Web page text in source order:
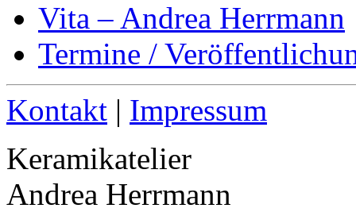
Vita – Andrea Herrmann
Termine /
Kontakt | Impressum
Keramikatelier
Andrea Herrmann